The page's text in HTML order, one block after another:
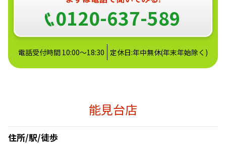
0120-637-589
電話受付時間 10:00～18:30 定休日:年中無休(年末年始除く)
能見台店
住所/駅/徒歩